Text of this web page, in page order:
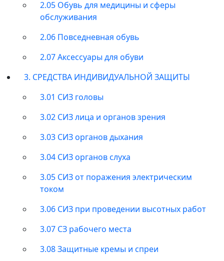
2.05 Обувь для медицины и сферы
обслуживания
2.06 Повседневная обувь
2.07 Аксессуары для обуви
3. СРЕДСТВА ИНДИВИДУАЛЬНОЙ ЗАЩИТЫ
3.01 СИЗ головы
3.02 СИЗ лица и органов зрения
3.03 СИЗ органов дыхания
3.04 СИЗ органов слуха
3.05 СИЗ от поражения электрическим
током
3.06 СИЗ при проведении высотных работ
3.07 СЗ рабочего места
3.08 Защитные кремы и спреи